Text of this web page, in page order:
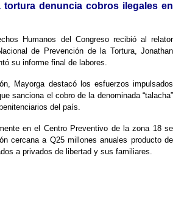
tortura denuncia cobros ilegales en
Humanos del Congreso recibió al relator
de Prevención de la Tortura, Jonathan
su informe final de labores.
Mayorga destacó los esfuerzos impulsados
sanciona el cobro de la denominada “talacha”
del país.
en el Centro Preventivo de la zona 18 se
cercana a Q25 millones anuales producto de
a privados de libertad y sus familiares.